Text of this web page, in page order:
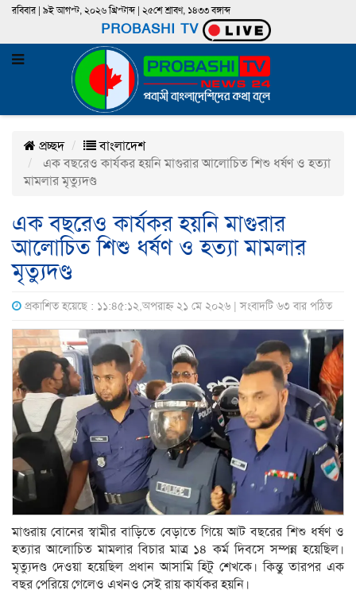
রবিবার | ৯ই আগস্ট, ২০২৬ খ্রিস্টাব্দ | ২৫শে শ্রাবণ, ১৪৩৩ বঙ্গাব্দ
PROBASHI TV
প্রচ্ছদ
বাংলাদেশ
এক বছরেও কার্যকর হয়নি মাগুরার আলোচিত শিশু ধর্ষণ ও হত্যা
মামলার মৃত্যুদণ্ড
এক বছরেও কার্যকর হয়নি মাগুরার
আলোচিত শিশু ধর্ষণ ও হত্যা মামলার
মৃত্যুদণ্ড
প্রকাশিত হয়েছে : ১১:৪৫:১২,অপরাহ্ন ২১ মে ২০২৬ | সংবাদটি ৬৩ বার পঠিত
মাগুরায় বোনের স্বামীর বাড়িতে বেড়াতে গিয়ে আট বছরের শিশু ধর্ষণ ও
হত্যার আলোচিত মামলার বিচার মাত্র ১৪ কর্ম দিবসে সম্পন্ন হয়েছিল।
মৃত্যুদণ্ড দেওয়া হয়েছিল প্রধান আসামি হিটু শেখকে। কিন্তু তারপর এক
বছর পেরিয়ে গেলেও এখনও সেই রায় কার্যকর হয়নি।